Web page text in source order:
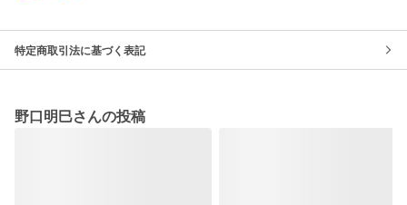
特定商取引法に基づく表記
野口明巳さんの投稿